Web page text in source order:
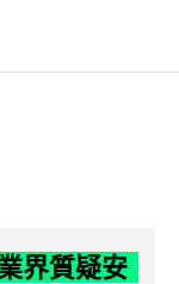
界質疑安